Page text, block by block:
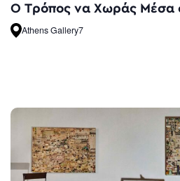
O Τρόπος να Χωράς Μέσα
Athens Gallery7